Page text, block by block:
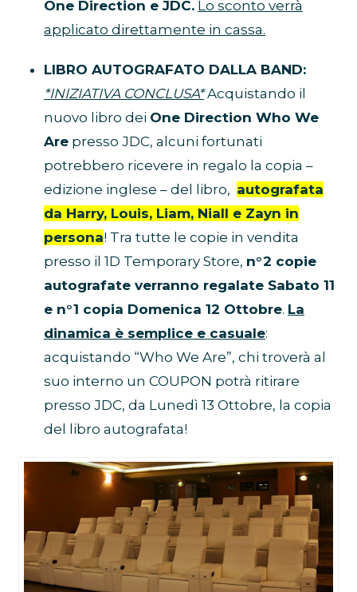
One Direction e JDC. Lo sconto verrà
applicato direttamente in cassa.
LIBRO AUTOGRAFATO DALLA BAND:
*INIZIATIVA CONCLUSA*Acquistando il
nuovo libro dei One Direction Who We
Are presso JDC, alcuni fortunati
potrebbero ricevere in regalo la copia –
edizione inglese – del libro, autografata
da Harry, Louis, Liam, Niall e Zayn in
persona! Tra tutte le copie in vendita
presso il 1D Temporary Store, n°2 copie
autografate verranno regalate Sabato 11
e n°1 copia Domenica 12 Ottobre. La
dinamica è semplice e casuale:
acquistando “Who We Are”, chi troverà al
suo interno un COUPON potrà ritirare
presso JDC, da Lunedì 13 Ottobre, la copia
del libro autografata!